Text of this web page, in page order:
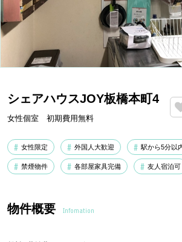
シェアハウスJOY板橋本町4
女性個室 初期費用無料
女性限定 外国人大歓迎 駅から5分以
禁煙物件 各部屋家具完備 友人宿泊可
物件概要 Infomation